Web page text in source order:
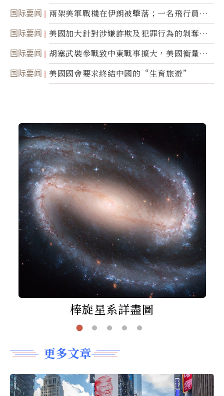
国际要闻
兩架美軍戰機在伊朗被擊落；一名飛行員失
蹤
国际要闻
美國加大針對涉嫌詐欺及犯罪行為的剝奪公
民權力度
国际要闻
胡塞武裝參戰致中東戰事擴大，美國衡量地
面入侵的可能性
国际要闻 美國國會要求終結中國的“生育旅遊”
棒旋星系詳盡圖
更多文章